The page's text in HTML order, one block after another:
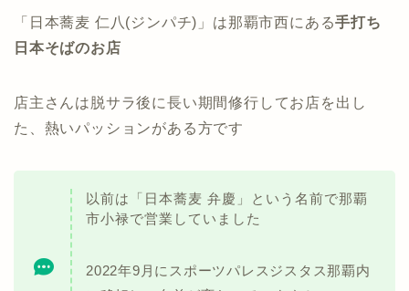
「日本蕎麦 仁八(ジンパチ)」は那覇市西にある手打ち
日本そばのお店
店主さんは脱サラ後に長い期間修行してお店を出し
た、熱いパッションがある方です
以前は「日本蕎麦 弁慶」という名前で那覇
市小禄で営業していました
2022年9月にスポーツパレスジスタス那覇内